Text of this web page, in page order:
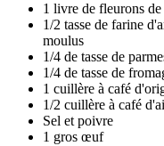
1 livre de fleurons
1/2 tasse de farine
moulus
1/4 de tasse de
1/4 de tasse de
1 cuillère à café
1/2 cuillère à café
Sel et poivre
1 gros œuf